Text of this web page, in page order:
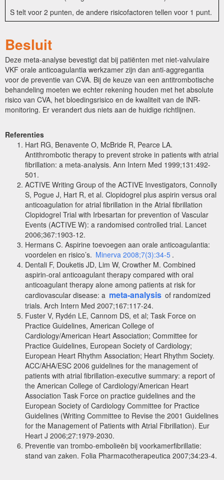
S telt voor 2 punten, de andere risicofactoren tellen voor 1 punt.
Besluit
Deze meta-analyse bevestigt dat bij patiënten met niet-valvulaire
VKF orale anticoagulantia werkzamer zijn dan anti-aggregantia
voor de preventie van CVA. Bij de keuze van een antitrombotische
behandeling moeten we echter rekening houden met het absolute
risico van CVA, het bloedingsrisico en de kwaliteit van de INR-
monitoring. Er verandert dus niets aan de huidige richtlijnen.
Referenties
Hart RG, Benavente O, McBride R, Pearce LA.
Antithrombotic therapy to prevent stroke in patients with atrial
fibrillation: a meta-analysis. Ann Intern Med 1999;131:492-
501.
ACTIVE Writing Group of the ACTIVE Investigators, Connolly
S, Pogue J, Hart R, et al. Clopidogrel plus aspirin versus oral
anticoagulation for atrial fibrillation in the Atrial fibrillation
Clopidogrel Trial with Irbesartan for prevention of Vascular
Events (ACTIVE W): a randomised controlled trial. Lancet
2006;367:1903-12.
Hermans C. Aspirine toevoegen aan orale anticoagulantia:
voordelen en risico’s. Minerva 2008;7(3):34-5 .
Dentali F, Douketis JD, Lim W, Crowther M. Combined
aspirin-oral anticoagulant therapy compared with oral
anticoagulant therapy alone among patients at risk for
cardiovascular disease: a meta-analysis of randomized
trials. Arch Intern Med 2007;167:117-24.
Fuster V, Rydén LE, Cannom DS, et al; Task Force on
Practice Guidelines, American College of
Cardiology/American Heart Association; Committee for
Practice Guidelines, European Society of Cardiology;
European Heart Rhythm Association; Heart Rhythm Society.
ACC/AHA/ESC 2006 guidelines for the management of
patients with atrial fibrillation-executive summary: a report of
the American College of Cardiology/American Heart
Association Task Force on practice guidelines and the
European Society of Cardiology Committee for Practice
Guidelines (Writing Committee to Revise the 2001 Guidelines
for the Management of Patients with Atrial Fibrillation). Eur
Heart J 2006;27:1979-2030.
Preventie van trombo-embolieën bij voorkamerfibrillatie:
stand van zaken. Folia Pharmacotherapeutica 2007;34:23-4.